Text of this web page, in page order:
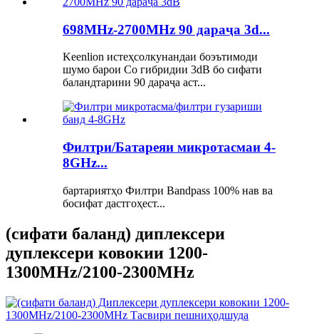
698MHz-2700MHz 90 дараҷа 3d...
Keenlion истеҳсолкунандаи боэътимоди
шумо барои Co гибридии 3dB бо сифати
баландтарини 90 дараҷа аст...
Филтри/Батареяи микротасмаи 4-
8GHz...
бартариятҳо Филтри Bandpass 100% нав ва
босифат дастгоҳест...
(сифати баланд) диплексери
дуплексери ковокии 1200-
1300MHz/2100-2300MHz